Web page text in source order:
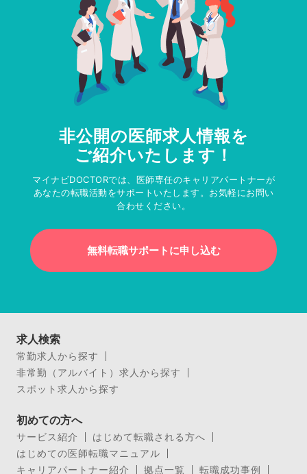
非公開の医師求人情報を
ご紹介いたします！
マイナビDOCTORでは、医師専任のキャリアパートナーが
あなたの転職活動をサポートいたします。お気軽にお問い
合わせください。
無料転職サポートに申し込む
求人検索
常勤求人から探す
非常勤（アルバイト）求人から探す
スポット求人から探す
初めての方へ
サービス紹介
はじめて転職される方へ
はじめての医師転職マニュアル
キャリアパートナー紹介
拠点一覧
転職成功事例